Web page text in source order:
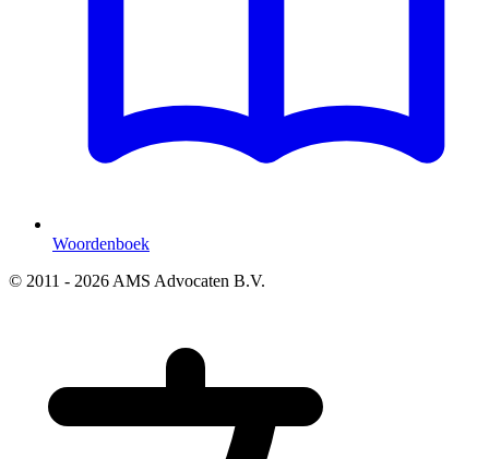
Woordenboek
© 2011 - 2026 AMS Advocaten B.V.